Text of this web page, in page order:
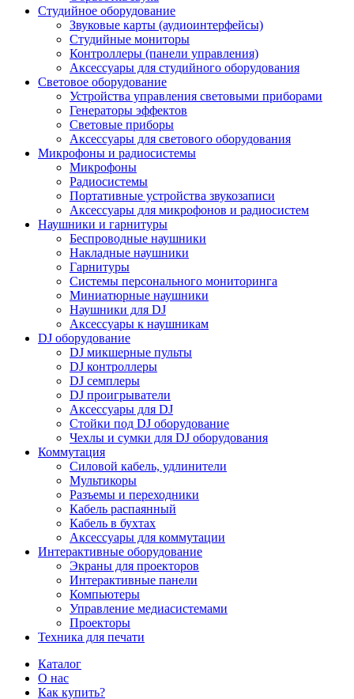
Студийное оборудование
Звуковые карты (аудиоинтерфейсы)
Студийные мониторы
Контроллеры (панели управления)
Аксессуары для студийного оборудования
Световое оборудование
Устройства управления световыми приборами
Генераторы эффектов
Световые приборы
Аксессуары для светового оборудования
Микрофоны и радиосистемы
Микрофоны
Радиосистемы
Портативные устройства звукозаписи
Аксессуары для микрофонов и радиосистем
Наушники и гарнитуры
Беспроводные наушники
Накладные наушники
Гарнитуры
Системы персонального мониторинга
Миниатюрные наушники
Наушники для DJ
Аксессуары к наушникам
DJ оборудование
DJ микшерные пульты
DJ контроллеры
DJ семплеры
DJ проигрыватели
Аксессуары для DJ
Стойки под DJ оборудование
Чехлы и сумки для DJ оборудования
Коммутация
Силовой кабель, удлинители
Мультикоры
Разъемы и переходники
Кабель распаянный
Кабель в бухтах
Аксессуары для коммутации
Интерактивные оборудование
Экраны для проекторов
Интерактивные панели
Компьютеры
Управление медиасистемами
Проекторы
Техника для печати
Каталог
О нас
Как купить?